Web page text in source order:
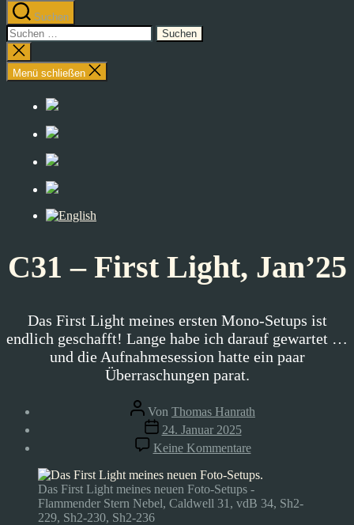
Suchen
Suchen
nach:
Suche
schließen
Menü schließen
C31 – First Light, Jan’25
Das First Light meines ersten Mono-Setups ist
endlich geschafft! Lange habe ich darauf gewartet …
und die Aufnahmesession hatte ein paar
Überraschungen parat.
Beitragsautor
Von Thomas Hanrath
Veröffentlichungsdatum
24. Januar 2025
Keine Kommentarezu
C31
–
First
Light,
Das First Light meines neuen Foto-Setups -
Flammender Stern Nebel, Caldwell 31, vdB 34, Sh2-
229, Sh2-230, Sh2-236